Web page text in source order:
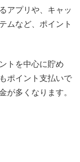
アプリや、キャッ
ムなど、ポイント
トを中心に貯め
ポイント支払いで
が多くなります。